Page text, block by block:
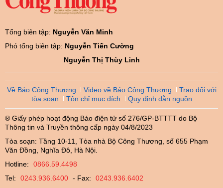
Tổng biên tập: Nguyễn Văn Minh
Phó tổng biên tập: Nguyễn Tiến Cường
Nguyễn Thị Thùy Linh
Về Báo Công Thương Video về Báo Công Thương
Trao đổi với
tòa soạn
Tôn chỉ mục đích Quy định dẫn nguồn
® Giấy phép hoạt động Báo điện tử số 276/GP-BTTTT do Bộ
Thông tin và Truyền thông cấp ngày 04/8/2023
Tòa soạn: Tầng 10-11, Tòa nhà Bộ Công Thương, số 655 Phạm
Văn Đồng, Nghĩa Đô, Hà Nội.
Hotline:
0866.59.4498
Tel:
0243.936.6400 - Fax:
0243.936.6402